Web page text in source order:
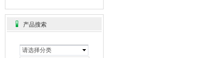
产品搜索
请选择分类